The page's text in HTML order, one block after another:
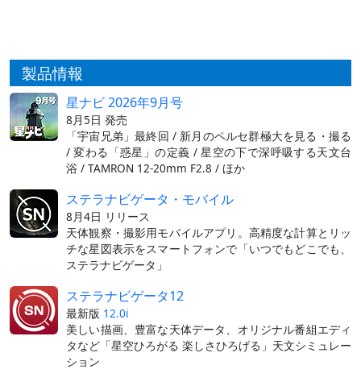
製品情報
星ナビ 2026年9月号
8月5日 発売
「宇宙兄弟」最終回 / 新月のペルセ群極大を見る・撮る
/ 変わる「惑星」の定義 / 星空の下で深呼吸する天文台
浴 / TAMRON 12-20mm F2.8 / ほか
ステラナビゲータ・モバイル
8月4日 リリース
天体観察・撮影用モバイルアプリ。高精度な計算とリッ
チな星図表示をスマートフォンで「いつでもどこでも、
ステラナビゲータ」
ステラナビゲータ12
最新版 12.0i
美しい描画、豊富な天体データ、オリジナル番組エディ
タなど「星空ひろがる 楽しさひろげる」天文シミュレー
ション